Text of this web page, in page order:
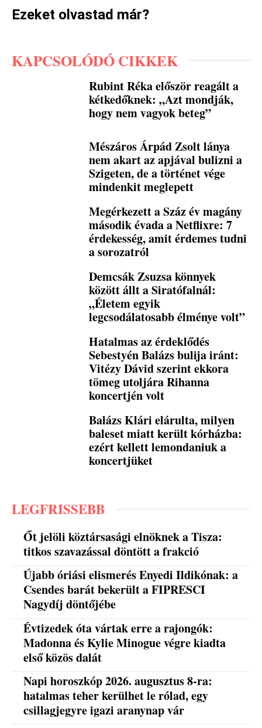
Ezeket olvastad már?
KAPCSOLÓDÓ CIKKEK
Rubint Réka először reagált a
kétkedőknek: „Azt mondják,
hogy nem vagyok beteg”
Mészáros Árpád Zsolt lánya
nem akart az apjával bulizni a
Szigeten, de a történet vége
mindenkit meglepett
Megérkezett a Száz év magány
második évada a Netflixre: 7
érdekesség, amit érdemes tudni
a sorozatról
Demcsák Zsuzsa könnyek
között állt a Siratófalnál:
„Életem egyik
legcsodálatosabb élménye volt”
Hatalmas az érdeklődés
Sebestyén Balázs bulija iránt:
Vitézy Dávid szerint ekkora
tömeg utoljára Rihanna
koncertjén volt
Balázs Klári elárulta, milyen
baleset miatt került kórházba:
ezért kellett lemondaniuk a
koncertjüket
LEGFRISSEBB
Őt jelöli köztársasági elnöknek a Tisza:
titkos szavazással döntött a frakció
Újabb óriási elismerés Enyedi Ildikónak: a
Csendes barát bekerült a FIPRESCI
Nagydíj döntőjébe
Évtizedek óta vártak erre a rajongók:
Madonna és Kylie Minogue végre kiadta
első közös dalát
Napi horoszkóp 2026. augusztus 8-ra:
hatalmas teher kerülhet le rólad, egy
csillagjegyre igazi aranynap vár